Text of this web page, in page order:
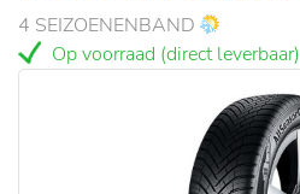
4 SEIZOENENBAND
Op voorraad (direct leverbaar)